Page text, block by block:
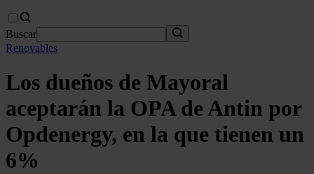
Buscar
Renovables
Los dueños de Mayoral
aceptarán la OPA de Antin por
Opdenergy, en la que tienen un
6%